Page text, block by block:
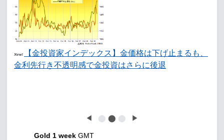
New!
【金投資家インデックス】金価格は下げ止まるも、
金利先行き不透明感で金投資はさらに後退
◀ ⬤ ⬤ ⬤ ▶
Gold 1 week GMT